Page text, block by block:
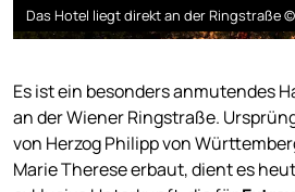
Das Hotel liegt direkt an der Ringstraße
Es ist ein besonders anmutendes
an der Wiener Ringstraße.
von Herzog Philipp von
Marie Therese erbaut, dient es